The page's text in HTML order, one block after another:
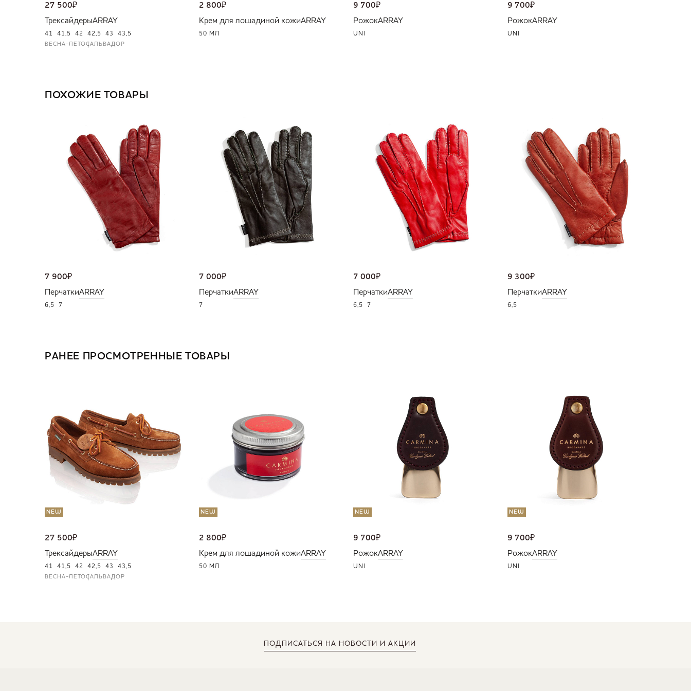
27 500₽
ТрексайдерыARRAY
41 41,5 42 42,5 43 43,5
ВЕСНА-ЛЕТОСАЛЬВАДОР
2 800₽
Крем для лошадиной кожиARRAY
50 МЛ
9 700₽
РожокARRAY
UNI
9 700₽
РожокARRAY
UNI
ПОХОЖИЕ ТОВАРЫ
7 900₽
ПерчаткиARRAY
6,5 7
7 000₽
ПерчаткиARRAY
7
7 000₽
ПерчаткиARRAY
6,5 7
9 300₽
ПерчаткиARRAY
6,5
РАНЕЕ ПРОСМОТРЕННЫЕ ТОВАРЫ
NEW
27 500₽
ТрексайдерыARRAY
41 41,5 42 42,5 43 43,5
ВЕСНА-ЛЕТОСАЛЬВАДОР
NEW
2 800₽
Крем для лошадиной кожиARRAY
50 МЛ
NEW
9 700₽
РожокARRAY
UNI
NEW
9 700₽
РожокARRAY
UNI
ПОДПИСАТЬСЯ НА НОВОСТИ И АКЦИИ